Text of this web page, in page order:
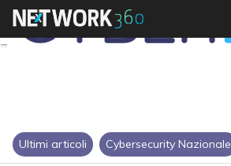
Ultimi articoli Cybersecurity Nazionale